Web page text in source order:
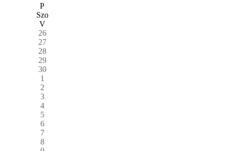
P
Szo
V
26
27
28
29
30
1
2
3
4
5
6
7
8